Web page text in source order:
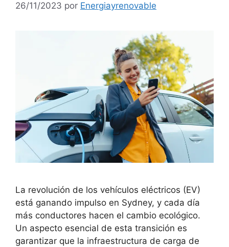
26/11/2023 por Energiayrenovable
La revolución de los vehículos eléctricos (EV)
está ganando impulso en Sydney, y cada día
más conductores hacen el cambio ecológico.
Un aspecto esencial de esta transición es
garantizar que la infraestructura de carga de